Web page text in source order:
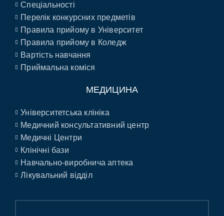
Спеціальності
Перелік конкурсних предметів
Правила прийому в Університет
Правила прийому в Коледж
Вартість навчання
Приймальна коміся
МЕДИЦИНА
Університетська клініка
Медичний консультативний центр
Медичні Центри
Клінічні бази
Навчально-виробнича аптека
Лікувальний відділ